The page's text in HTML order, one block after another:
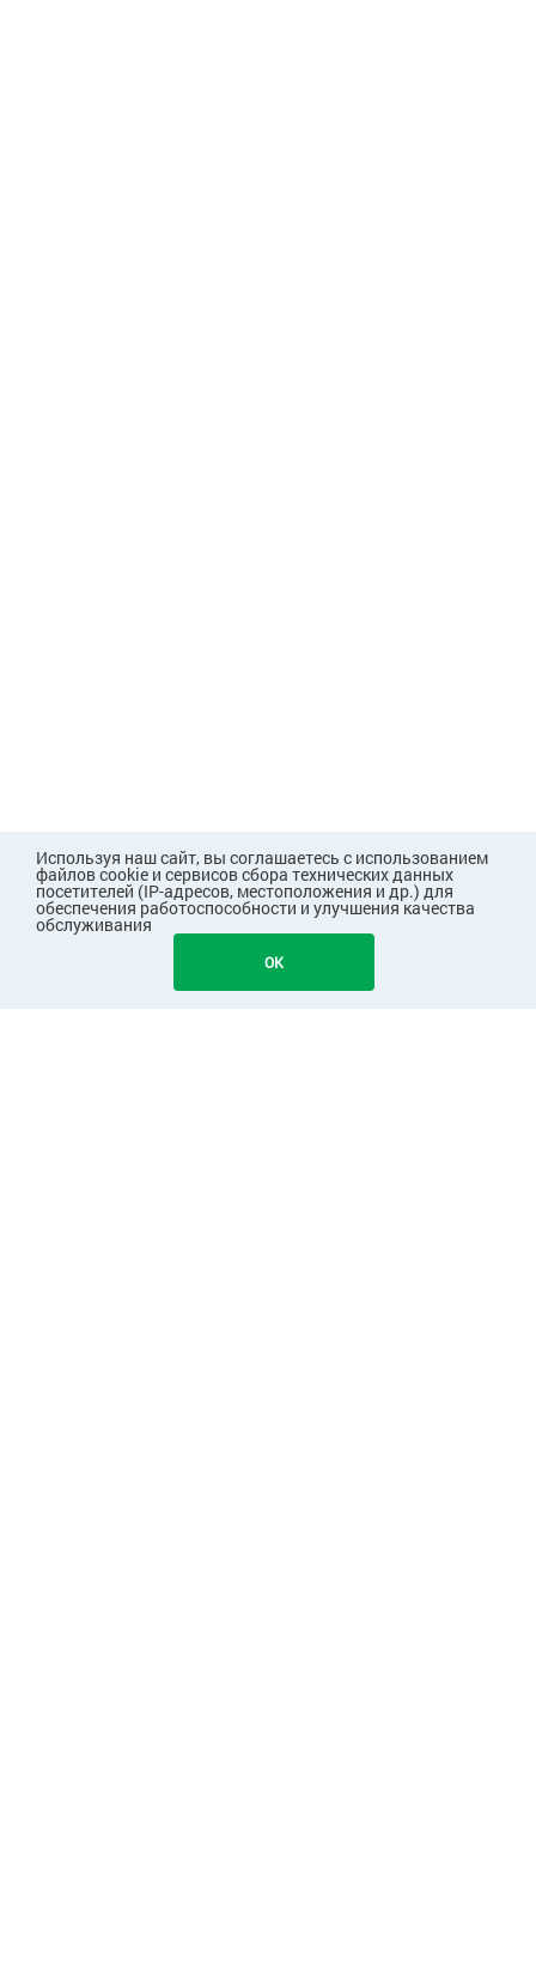
Используя наш сайт, вы соглашаетесь с использованием
файлов cookie и сервисов сбора технических данных
посетителей (IP-адресов, местоположения и др.) для
обеспечения работоспособности и улучшения качества
обслуживания
OK